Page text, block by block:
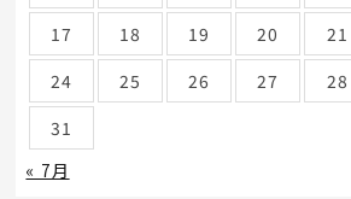
17
18 19 20 21
24
25 26 27 28
31
« 7月